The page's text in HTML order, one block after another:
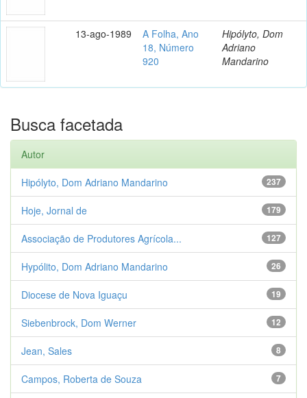
13-ago-1989
A Folha, Ano
18, Número
920
Hipólyto, Dom
Adriano
Mandarino
Busca facetada
Autor
237
Hipólyto, Dom Adriano Mandarino
179
Hoje, Jornal de
127
Associação de Produtores Agrícola...
26
Hypólito, Dom Adriano Mandarino
19
Diocese de Nova Iguaçu
12
Siebenbrock, Dom Werner
8
Jean, Sales
7
Campos, Roberta de Souza